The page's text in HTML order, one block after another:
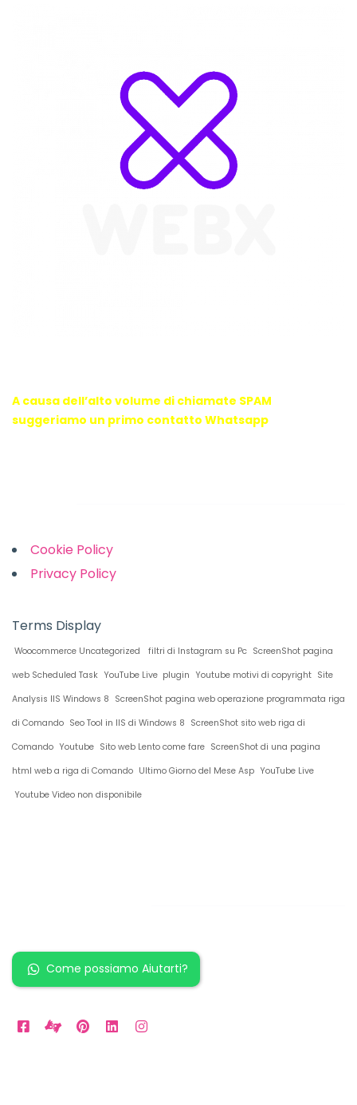
A causa dell’alto volume di chiamate SPAM
suggeriamo un primo contatto Whatsapp
Cookie Policy
Privacy Policy
Terms Display
Woocommerce Uncategorized filtri di Instagram su Pc ScreenShot pagina
web Scheduled Task YouTube Live plugin Youtube motivi di copyright Site
Analysis IIS Windows 8 ScreenShot pagina web operazione programmata riga
di Comando Seo Tool in IIS di Windows 8 ScreenShot sito web riga di
Comando Youtube Sito web Lento come fare ScreenShot di una pagina
html web a riga di Comando Ultimo Giorno del Mese Asp YouTube Live
Youtube Video non disponibile
Come possiamo Aiutarti?